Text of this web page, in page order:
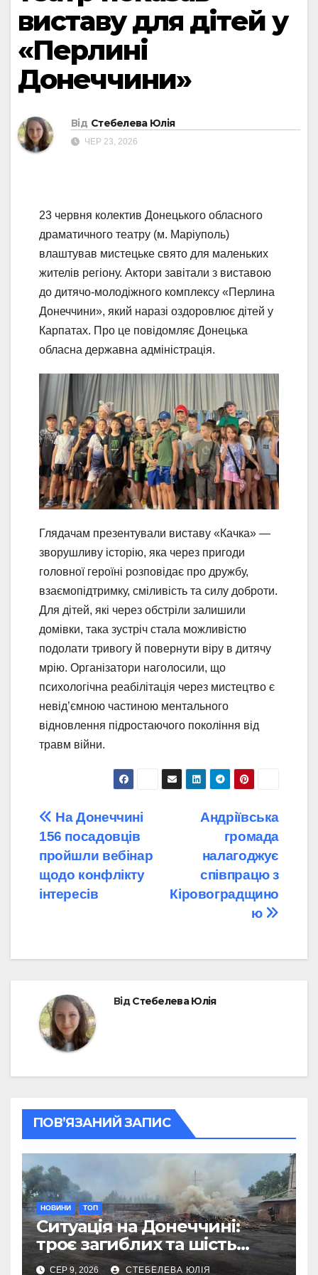
виставу для дітей у
«Перлині
Донеччини»
Від Стебелева Юлія
ЧЕР 23, 2026
23 червня колектив Донецького обласного
драматичного театру (м. Маріуполь)
влаштував мистецьке свято для маленьких
жителів регіону. Актори завітали з виставою
до дитячо-молодіжного комплексу «Перлина
Донеччини», який наразі оздоровлює дітей у
Карпатах. Про це повідомляє Донецька
обласна державна адміністрація.
Глядачам презентували виставу «Качка» —
зворушливу історію, яка через пригоди
головної героїні розповідає про дружбу,
взаємопідтримку, сміливість та силу доброти.
Для дітей, які через обстріли залишили
домівки, така зустріч стала можливістю
подолати тривогу й повернути віру в дитячу
мрію. Організатори наголосили, що
психологічна реабілітація через мистецтво є
невід’ємною частиною ментального
відновлення підростаючого покоління від
травм війни.
Навігація
записів
Андріївська
громада
налагоджує
співпрацю з
Кіровоградщино
ю
На Донеччині
156 посадовців
пройшли вебінар
щодо конфлікту
інтересів
ВідСтебелева Юлія
ПОВ’ЯЗАНИЙ ЗАПИС
НОВИНИ ТОП
Ситуація на Донеччині:
троє загиблих та шість
поранених за добу
СЕР 9, 2026 СТЕБЕЛЕВА ЮЛІЯ